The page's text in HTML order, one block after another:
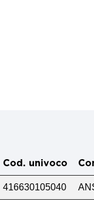
Cod. univoco
416630105040